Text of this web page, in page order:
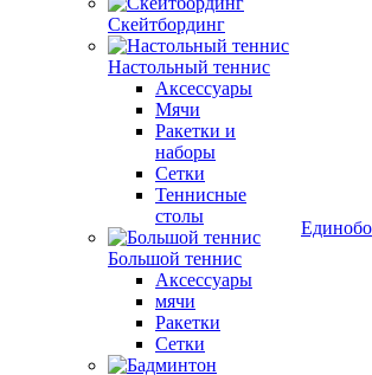
Скейтбординг
Настольный теннис
Аксессуары
Мячи
Ракетки и
наборы
Сетки
Теннисные
столы
Большой теннис
Аксессуары
мячи
Ракетки
Сетки